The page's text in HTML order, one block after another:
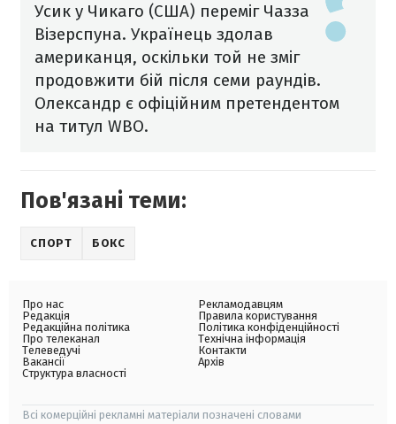
Усик у Чикаго (США) переміг Чазза
Візерспуна. Українець здолав
американця, оскільки той не зміг
продовжити бій після семи раундів.
Олександр є офіційним претендентом
на титул WBO.
Пов'язані теми:
СПОРТ БОКС
Про нас
Редакція
Редакційна політика
Про телеканал
Телеведучі
Вакансії
Структура власності
Рекламодавцям
Правила користування
Політика конфіденційності
Технічна інформація
Контакти
Архів
Всі комерційні рекламні матеріали позначені словами